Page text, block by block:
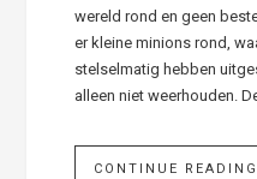
wereld rond en geen
er kleine minions rond,
stelselmatig hebben
alleen niet weerhouden.
CONTINUE READING